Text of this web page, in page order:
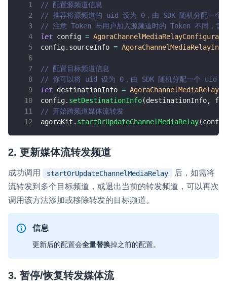
灵动会议 NEW
低代码集成、灵活定制、超低延时的音视频会议
// 配置源频道信息
// 推荐将源频道的 uid 设为 0，由 SDK 随机分配一个
// 注意 Token 与用户加入源频道时的 Token 不同，
let config =
config. sourceInfo = AgoraChannelMediaRelayInfo
// 配置目标频道信息
// 你可以将 uid 设为 0，由 SDK 随机分配一个 uid，
let destinationInfo =
config. setDestinationInfo(destinationInfo,
// 开始跨频道媒体流转发
agoraKit . startOrUpdateChannelMediaRelay(config
2. 更新媒体流转发频道
成功调用 startOrUpdateChannelMediaRelay
后，如需将
流转发到多个目标频道，或退出当前的转发频道，可以再次
调用该方法添加或移除转发的目标频道。
信息
更新后的配置会全量替换掉之前的配置。
3. 暂停/恢复转发媒体流